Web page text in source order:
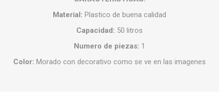
Material: Plastico de buena calidad
Capacidad: 50 litros
Numero de piezas: 1
Color: Morado con decorativo como se ve en las imagenes